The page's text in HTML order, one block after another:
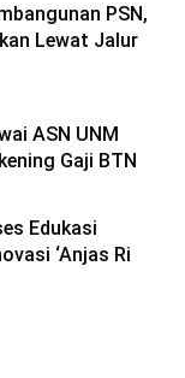
PSN,
Lewat Jalur
ASN UNM
Gaji BTN
Edukasi
‘Anjas Ri